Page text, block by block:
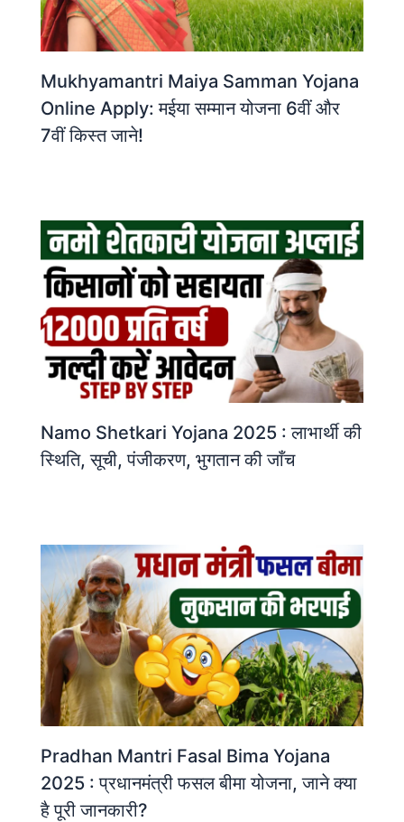
Mukhyamantri Maiya Samman Yojana
Online Apply: मईया सम्मान योजना 6वीं और
7वीं किस्त जाने!
Namo Shetkari Yojana 2025 : लाभार्थी की
स्थिति, सूची, पंजीकरण, भुगतान की जाँच
Pradhan Mantri Fasal Bima Yojana
2025 : प्रधानमंत्री फसल बीमा योजना, जाने क्या
है पूरी जानकारी?